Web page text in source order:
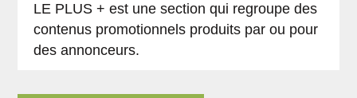
LE PLUS + est une section qui regroupe des
contenus promotionnels produits par ou pour
des annonceurs.